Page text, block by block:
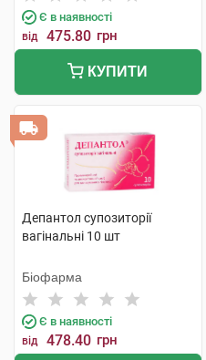
Є в наявності
від 475.80 грн
КУПИТИ
Депантол супозиторії
вагінальні 10 шт
Біофарма
Є в наявності
від 478.40 грн